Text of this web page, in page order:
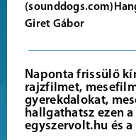
Giret Gábor
Naponta frissülő
rajzfilmet,
gyerekdalokat,
hallgathatsz ezen
egyszervolt.hu és